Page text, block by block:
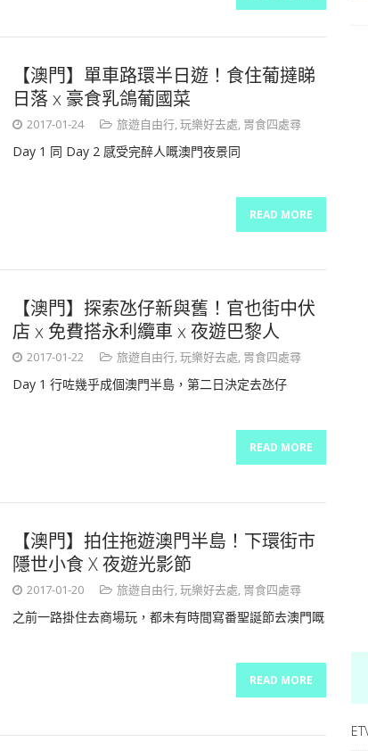
【澳門】單車路環半日遊！食住葡撻睇
日落 x 豪食乳鴿葡國菜
2017-01-24 旅遊自由行,玩樂好去處, 胃食四處尋
Day 1 同 Day 2 感受完醉人嘅澳門夜景同
READ MORE
【澳門】探索氹仔新與舊！官也街中伏
店 x 免費搭永利纜車 x 夜遊巴黎人
2017-01-22 旅遊自由行,玩樂好去處, 胃食四處尋
Day 1 行咗幾乎成個澳門半島，第二日決定去氹仔
READ MORE
【澳門】拍住拖遊澳門半島！下環街市
隱世小食 X 夜遊光影節
2017-01-20 旅遊自由行,玩樂好去處, 胃食四處尋
之前一路掛住去商場玩，都未有時間寫番聖誕節去澳門嘅
READ MORE